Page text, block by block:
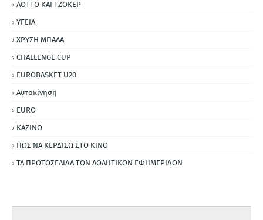
ΛΟΤΤΟ ΚΑΙ ΤΖΟΚΕΡ
ΥΓΕΙΑ
ΧΡΥΣΗ ΜΠΑΛΑ
CHALLENGE CUP
EUROBASKET U20
Αυτοκίνηση
ΕURO
ΚΑΖΙΝΟ
ΠΩΣ ΝΑ ΚΕΡΔΙΣΩ ΣΤΟ ΚΙΝΟ
ΤΑ ΠΡΩΤΟΣΕΛΙΔΑ ΤΩΝ ΑΘΛΗΤΙΚΩΝ ΕΦΗΜΕΡΙΔΩΝ